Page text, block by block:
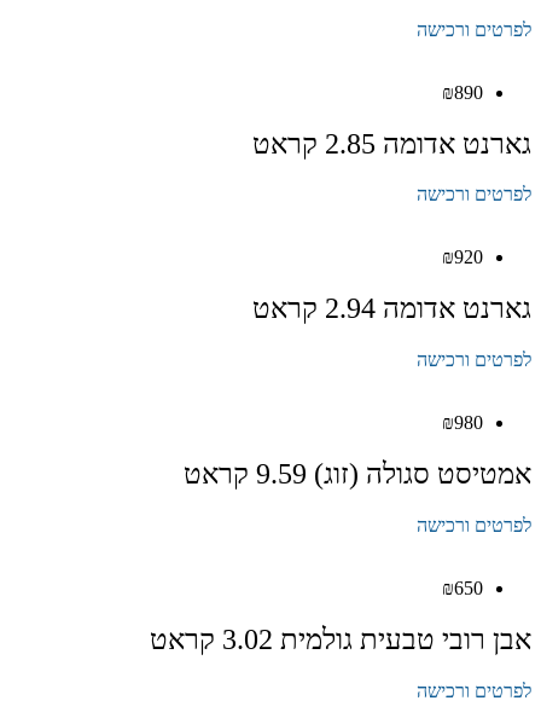
לפרטים ורכישה
₪890
גארנט אדומה 2.85 קראט
לפרטים ורכישה
₪920
גארנט אדומה 2.94 קראט
לפרטים ורכישה
₪980
אמטיסט סגולה (זוג) 9.59 קראט
לפרטים ורכישה
₪650
אבן רובי טבעית גולמית 3.02 קראט
לפרטים ורכישה